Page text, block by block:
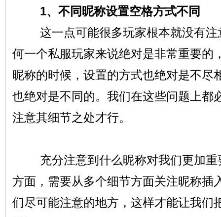
1、不同昵称设置空格方式不同
这一点可能很多玩家根本就没有注
何一个私服玩家来说绝对是非常重要的
昵称的时候，设置的方式也绝对是不尽
也绝对是不同的。我们在这些问题上都
注意其细节之处才行。
充分注意到什么昵称对我们更加重
方面，需要从多个细节方面关注昵称插
们尽可能注意的地方，这样才能让我们